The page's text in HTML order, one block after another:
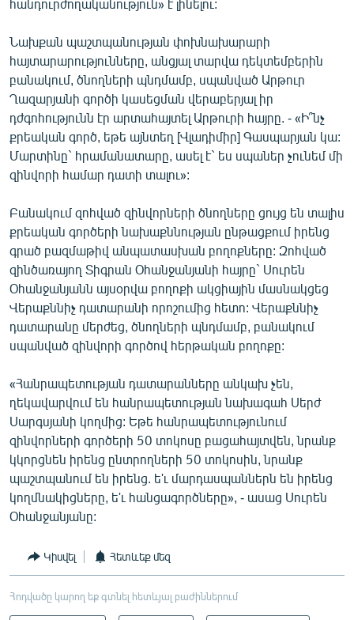
հանդուրժողականություն» է լինելու:
Նախքան պաշտպանության փոխնախարարի
հայտարարությունները, անցյալ տարվա դեկտեմբերին
բանակում, ծնողների պնդմամբ, սպանված Արթուր
Ղազարյանի գործի կասեցման վերաբերյալ իր
դժգոհությունն էր արտահայտել Արթուրի հայրը. - «Ի՞նչ
քրեական գործ, եթե այնտեղ [Վլադիմիր] Գասպարյան կա:
Մարտինը` հրամանատարը, ասել է` ես սպաներ չունեմ մի
զինվորի համար դատի տալու»:
Բանակում զոհված զինվորների ծնողները ցույց են տալիս
քրեական գործերի նախաքննության ընթացքում իրենց
գրած բազմաթիվ անպատասխան բողոքները: Զոհված
զինծառայող Տիգրան Օհանջանյանի հայրը` Սուրեն
Օհանջանյանն այսօրվա բողոքի ակցիային մասնակցեց
Վերաքննիչ դատարանի որոշումից հետո: Վերաքննիչ
դատարանը մերժեց, ծնողների պնդմամբ, բանակում
սպանված զինվորի գործով հերթական բողոքը:
«Հանրապետության դատարանները անկախ չեն,
ղեկավարվում են հանրապետության նախագահ Սերժ
Սարգսյանի կողմից: Եթե հանրապետությունում
զինվորների գործերի 50 տոկոսը բացահայտվեն, նրանք
կկորցնեն իրենց ընտրողների 50 տոկոսին, նրանք
պաշտպանում են իրենց. ե'ւ մարդասպաններն են իրենց
կողմնակիցները, ե'ւ հանցագործները», - ասաց Սուրեն
Օհանջանյանը:
Կիսվել Հետևեք մեզ
Հոդվածը կարող եք գտնել հետևյալ բաժիններում